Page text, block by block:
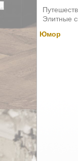
Элитные
Юмор